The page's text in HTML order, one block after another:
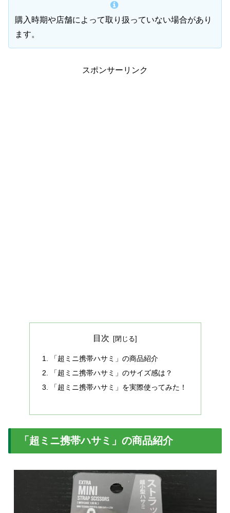
購入時期や店舗によって取り扱っていない場合があり
ます。
スポンサーリンク
目次
「超ミニ携帯ハサミ」の商品紹介
「超ミニ携帯ハサミ」のサイズ感は？
「超ミニ携帯ハサミ」を実際使ってみた！
「超ミニ携帯ハサミ」の商品紹介